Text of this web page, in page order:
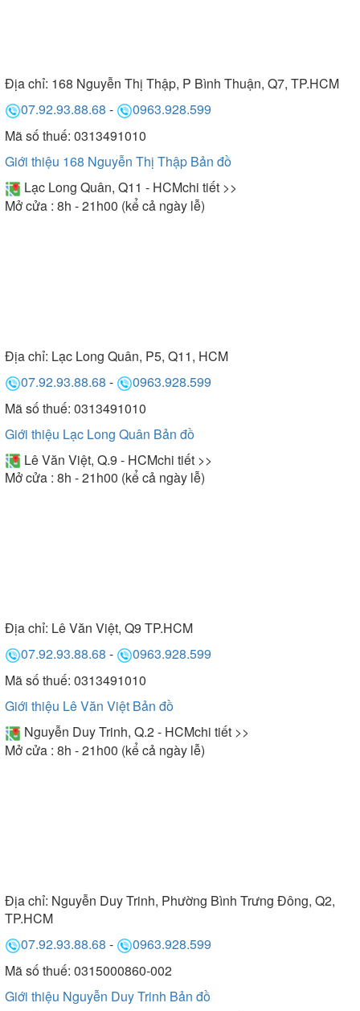
Địa chỉ: 168 Nguyễn Thị Thập, P Bình Thuận, Q7, TP.HCM
07.92.93.88.68 -
0963.928.599
Mã số thuế: 0313491010
Giới thiệu 168 Nguyễn Thị Thập Bản đồ
Lạc Long Quân, Q11 - HCMchi tiết >>
Mở cửa : 8h - 21h00 (kể cả ngày lễ)
Địa chỉ: Lạc Long Quân, P5, Q11, HCM
07.92.93.88.68 -
0963.928.599
Mã số thuế: 0313491010
Giới thiệu Lạc Long Quân Bản đồ
Lê Văn Việt, Q.9 - HCMchi tiết >>
Mở cửa : 8h - 21h00 (kể cả ngày lễ)
Địa chỉ: Lê Văn Việt, Q9 TP.HCM
07.92.93.88.68 -
0963.928.599
Mã số thuế: 0313491010
Giới thiệu Lê Văn Việt Bản đồ
Nguyễn Duy Trinh, Q.2 - HCMchi tiết >>
Mở cửa : 8h - 21h00 (kể cả ngày lễ)
Địa chỉ: Nguyễn Duy Trinh, Phường Bình Trưng Đông, Q2,
TP.HCM
07.92.93.88.68 -
0963.928.599
Mã số thuế: 0315000860-002
Giới thiệu Nguyễn Duy Trinh Bản đồ